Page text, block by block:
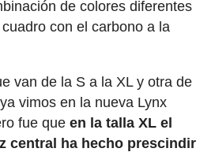
de colores diferentes
con el carbono a la
van de la S a la XL y otra de
vimos en la nueva Lynx
fue que en la talla XL el
central ha hecho prescindir